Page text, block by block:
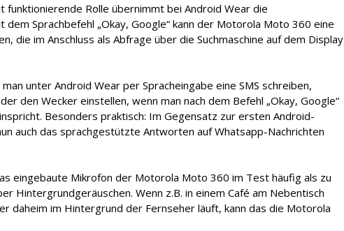
funktionierende Rolle übernimmt bei Android Wear die
dem Sprachbefehl „Okay, Google“ kann der Motorola Moto 360 eine
die im Anschluss als Abfrage über die Suchmaschine auf dem Display
unter Android Wear per Spracheingabe eine SMS schreiben,
den Wecker einstellen, wenn man nach dem Befehl „Okay, Google“
Besonders praktisch: Im Gegensatz zur ersten Android-
auch das sprachgestützte Antworten auf Whatsapp-Nachrichten
eingebaute Mikrofon der Motorola Moto 360 im Test häufig als zu
Hintergrundgeräuschen. Wenn z.B. in einem Café am Nebentisch
daheim im Hintergrund der Fernseher läuft, kann das die Motorola